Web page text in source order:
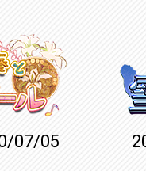
07/05